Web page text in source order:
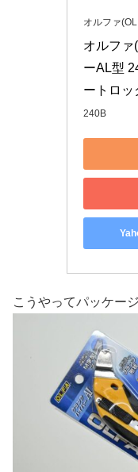
オルファ
オルファ
ーAL型
ートロッ
240B
こうやってパッケー